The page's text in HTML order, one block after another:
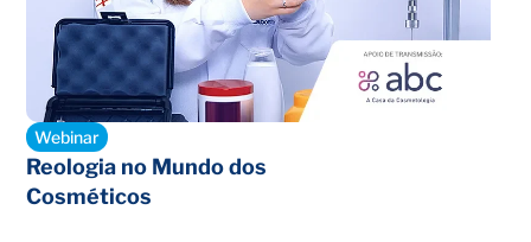
Webinar
Reologia no Mundo dos
Cosméticos